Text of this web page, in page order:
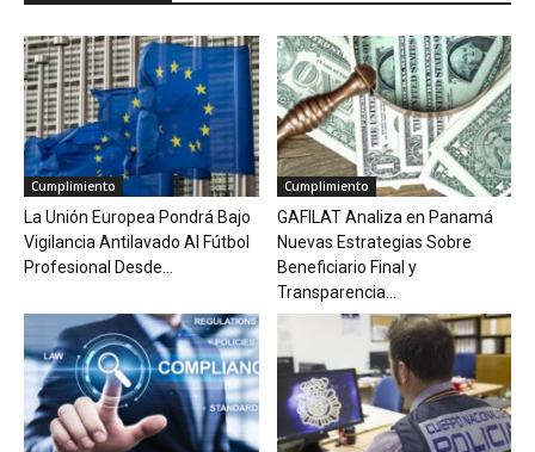
Cumplimiento
La Unión Europea Pondrá Bajo
Vigilancia Antilavado Al Fútbol
Profesional Desde...
Cumplimiento
GAFILAT Analiza en Panamá
Nuevas Estrategias Sobre
Beneficiario Final y
Transparencia...